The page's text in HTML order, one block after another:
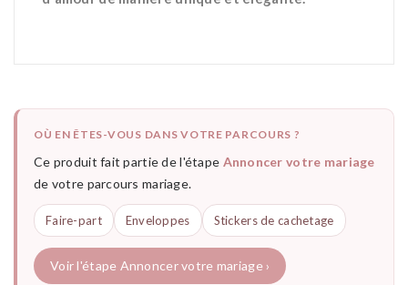
OÙ EN ÊTES-VOUS DANS VOTRE PARCOURS ?
Ce produit fait partie de l'étape Annoncer votre mariage
de votre parcours mariage.
Faire-part Enveloppes Stickers de cachetage
Voir l'étape Annoncer votre mariage ›